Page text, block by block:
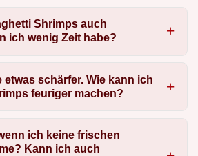
Shrimps auch
ich wenig Zeit habe?
etwas schärfer. Wie kann ich
feuriger machen?
ich keine frischen
Kann ich auch